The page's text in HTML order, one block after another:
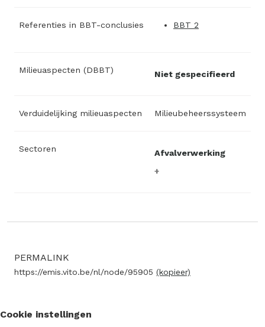
Referenties in BBT-conclusies BBT 2
Milieuaspecten (DBBT) Niet gespecifieerd
Verduidelijking milieuaspecten Milieubeheerssysteem
Sectoren Afvalverwerking
PERMALINK
https://emis.vito.be/nl/node/95905 (kopieer)
Cookie instellingen